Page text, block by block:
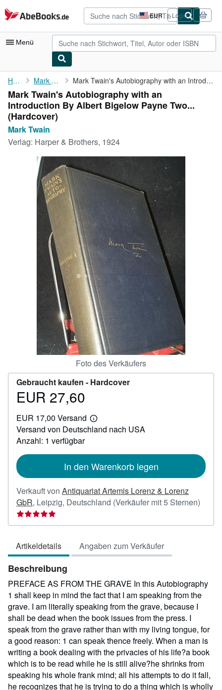
Zum Hauptinhalt
AbeBooks.de EUR
Seite
der
Einkaufseinstellungen.
Login
Menü
Nutzerkonto
Meine Bestellungen
Detailsuche
Sammlungen
Antiquarische Bücher
Kunst & Sammlerstücke
Verkäufer
Verkäufer werden
SCHLIESSEN
Home Mark Twain Mark Twain's Autobiography with an Introduction By Albert ...
Mark Twain's Autobiography with an
Introduction By Albert Bigelow Payne Two...
(Hardcover)
Mark Twain
Verlag: Harper & Brothers, 1924
Foto des Verkäufers
Gebraucht kaufen - Hardcover
Preis
27,60
EUR 27,60
EUR 17,00 Versand
Weitere
Informationen
Versand von Deutschland nach USA
Anzahl: 1 verfügbar
In den Warenkorb legen
Verkauft von Antiquariat Artemis Lorenz & Lorenz
GbR, Leipzig, Deutschland (Verkäufer mit 5 Sternen)
von
Artikeldetails Angaben zum Verkäufer
Beschreibung
PREFACE AS FROM THE GRAVE In this Autobiography
1 shall keep in mind the fact that I am speaking from the
grave. I am literally speaking from the grave, because I
shall be dead when the book issues from the press. I
speak from the grave rather than with my living tongue, for
a good reason: 1 can speak thence freely. When a man is
writing a book dealing with the privacies of his life?a book
which is to be read while he is still alive?he shrinks from
speaking his whole frank mind; all his attempts to do it fall,
he recognizes that he is trying to do a thing which is wholly